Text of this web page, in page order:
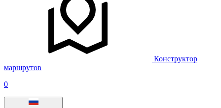
Конструктор
маршрутов
0